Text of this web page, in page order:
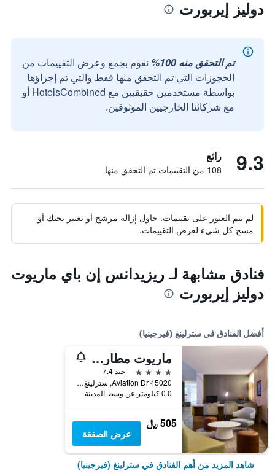
دوليز إيربورت
تم التحقق منه 100%
نقوم بجمع وعرض التقييمات من
الحجوزات التي تم التحقق منها فقط والتي تم إجراؤها
بواسطة مستخدمين حقيقيين مع HotelsCombined أو
مع شركائنا الخارجيين الموثوقين.
9.3 رائع
108 من التقييمات تم التحقق منها
لم يتم العثور على تقييمات. حاول إزالة مرشح أو تغيير بحثك أو
مسح كل شيء لعرض التقييمات.
فنادق مشابهة لـ ريزيدانس إن باي ماريوت
دوليز إيربورت
أفضل الفنادق في سترلينغ (فيرجينيا)
ماريوت مطار واشنطن دولز
4 نجوم
جيد 7.4
45020 Aviation Dr, سترلينغ (فيرجينيا), VA, الولايات المتحدة الأميريكية
0.0 كيلومتر عن وسط المدينة
505 ﷼
عرض الصفقة
شاهد المزيد من أهم الفنادق في سترلينغ (فيرجينيا)